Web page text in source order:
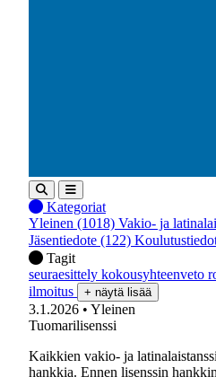
Kategoriat
Yleinen (1018) Vakio- ja
Jäsentiedote (122)
Tagit
seuraesittely kokousyhteenveto
ilmoitus
+ näytä lisää
3.1.2026 • Yleinen
Tuomarilisenssi
Kaikkien vakio- ja
hankkia. Ennen lisenssin